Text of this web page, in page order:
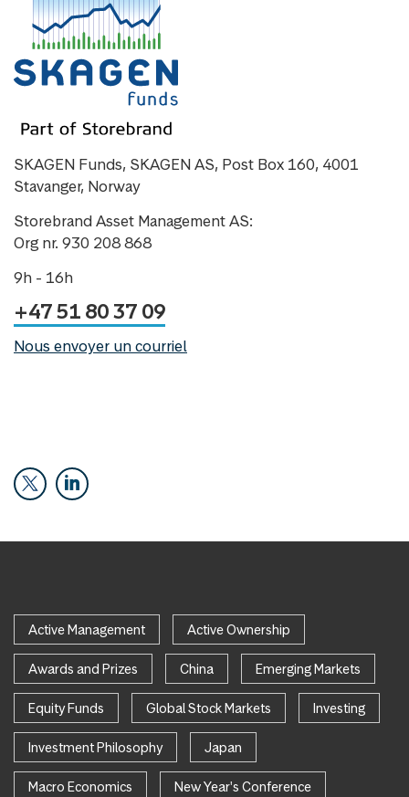
SKAGEN Funds, SKAGEN AS, Post Box 160, 4001
Stavanger, Norway
Storebrand Asset Management AS:
Org nr. 930 208 868
9h - 16h
+47 51 80 37 09
Nous envoyer un courriel
Active Management Active Ownership
Awards and Prizes China Emerging Markets
Equity Funds Global Stock Markets Investing
Investment Philosophy Japan
Macro Economics New Year's Conference